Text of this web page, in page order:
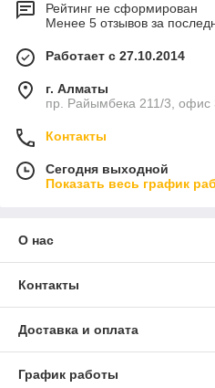
Рейтинг не сформирован
Менее 5 отзывов за
Работает с 27.10.2014
г. Алматы
пр. Райымбека 211/3, офис
Контакты
Сегодня выходной
Показать весь график
О нас
Контакты
Доставка и оплата
График работы